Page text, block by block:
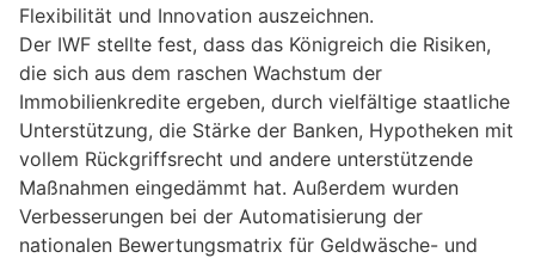
Flexibilität und Innovation auszeichnen.
Der IWF stellte fest, dass das Königreich die Risiken,
die sich aus dem raschen Wachstum der
Immobilienkredite ergeben, durch vielfältige staatliche
Unterstützung, die Stärke der Banken, Hypotheken mit
vollem Rückgriffsrecht und andere unterstützende
Maßnahmen eingedämmt hat. Außerdem wurden
Verbesserungen bei der Automatisierung der
nationalen Bewertungsmatrix für Geldwäsche- und